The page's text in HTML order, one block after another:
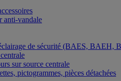
anti-vandale
de sécurité (BAES,
sur source centrale
pictogrammes, pièces détachées